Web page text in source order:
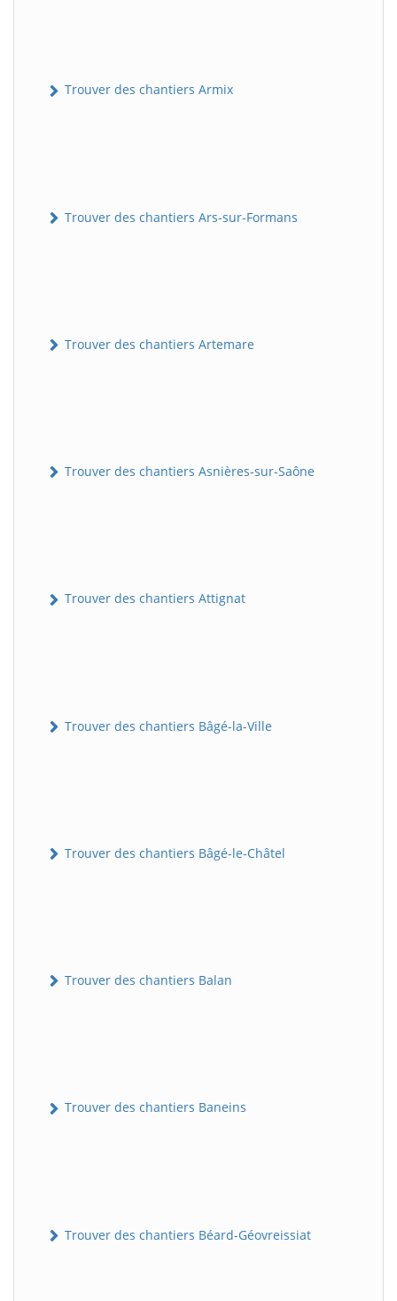
Trouver des chantiers Armix
Trouver des chantiers Ars-sur-Formans
Trouver des chantiers Artemare
Trouver des chantiers Asnières-sur-Saône
Trouver des chantiers Attignat
Trouver des chantiers Bâgé-la-Ville
Trouver des chantiers Bâgé-le-Châtel
Trouver des chantiers Balan
Trouver des chantiers Baneins
Trouver des chantiers Béard-Géovreissiat